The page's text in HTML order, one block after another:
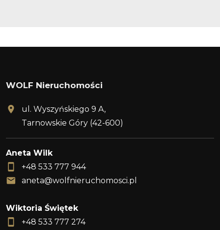
WOLF Nieruchomości
ul. Wyszyńskiego 9 A,
Tarnowskie Góry (42-600)
Aneta Wilk
+48 533 777 944
aneta@wolfnieruchomosci.pl
Wiktoria Świętek
+48 533 777 274